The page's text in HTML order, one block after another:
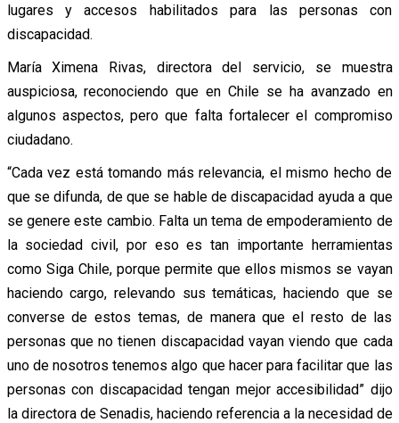
lugares y accesos habilitados para las personas con
discapacidad.
María Ximena Rivas, directora del servicio, se muestra
auspiciosa, reconociendo que en Chile se ha avanzado en
algunos aspectos, pero que falta fortalecer el compromiso
ciudadano.
“Cada vez está tomando más relevancia, el mismo hecho de
que se difunda, de que se hable de discapacidad ayuda a que
se genere este cambio. Falta un tema de empoderamiento de
la sociedad civil, por eso es tan importante herramientas
como Siga Chile, porque permite que ellos mismos se vayan
haciendo cargo, relevando sus temáticas, haciendo que se
converse de estos temas, de manera que el resto de las
personas que no tienen discapacidad vayan viendo que cada
uno de nosotros tenemos algo que hacer para facilitar que las
personas con discapacidad tengan mejor accesibilidad” dijo
la directora de Senadis, haciendo referencia a la necesidad de